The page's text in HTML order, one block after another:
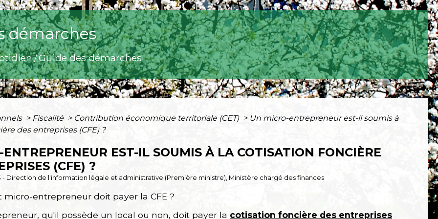
démarches
/Guide des démarches
> Fiscalité > Contribution économique territoriale (CET) > Un micro-entrepreneur est-il soumis à
des entreprises (CFE) ?
EST-IL SOUMIS À LA COTISATION FONCIÈRE
(CFE) ?
- Direction de l'information légale et administrative (Première ministre), Ministère chargé des finances
micro-entrepreneur doit payer la CFE ?
qu'il possède un local ou non, doit payer la cotisation foncière des entreprises